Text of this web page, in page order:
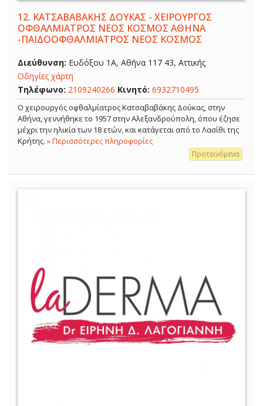
12. ΚΑΤΣΑΒΑΒΑΚΗΣ ΔΟΥΚΑΣ - ΧΕΙΡΟΥΡΓΟΣ
ΟΦΘΑΛΜΙΑΤΡΟΣ ΝΕΟΣ ΚΟΣΜΟΣ ΑΘΗΝΑ
-ΠΑΙΔΟΟΦΘΑΛΜΙΑΤΡΟΣ ΝΕΟΣ ΚΟΣΜΟΣ
Διεύθυνση: Ευδόξου 1Α, Αθήνα 117 43, Αττικής
Οδηγίες χάρτη
Τηλέφωνο: 2109240266 Κινητό: 6932710495
Ο χειρουργός οφθαλμίατρος Κατσαβαβάκης Δούκας, στην
Αθήνα, γεννήθηκε το 1957 στην Αλεξανδρούπολη, όπου έζησε
μέχρι την ηλικία των 18 ετών, και κατάγεται από το Λασίθι της
Κρήτης. » Περισσότερες πληροφορίες
Προτεινόμενα